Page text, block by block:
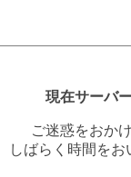
現在サーバ
ご迷惑をおか
しばらく時間を